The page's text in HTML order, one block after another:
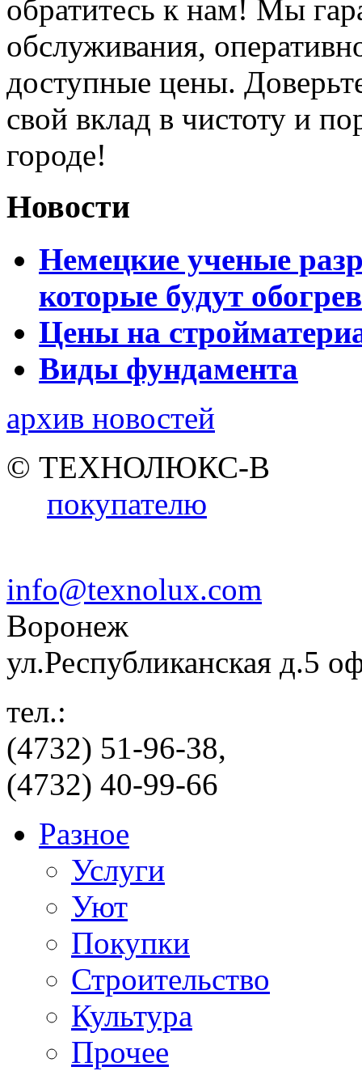
обратитесь к нам! Мы
обслуживания,
доступные цены.
свой вклад в чистоту и
городе!
Новости
Немецкие ученые
которые будут
Цены на
Виды фундамента
архив новостей
© ТЕХНОЛЮКС-В
покупателю
info@texnolux.com
Воронеж
ул.Республиканская д.5
тел.:
(4732) 51-96-38,
(4732) 40-99-66
Разное
Услуги
Уют
Покупки
Строительство
Культура
Прочее